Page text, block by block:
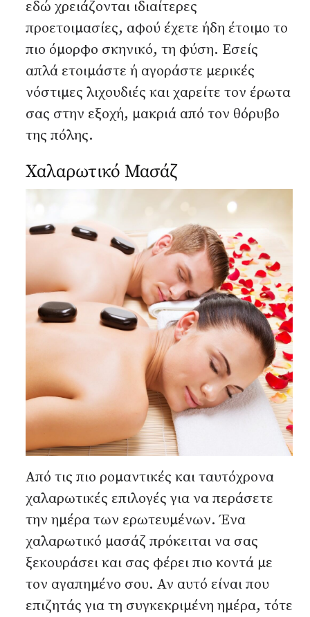
εδώ χρειάζονται ιδιαίτερες
προετοιμασίες, αφού έχετε ήδη έτοιμο το
πιο όμορφο σκηνικό, τη φύση. Εσείς
απλά ετοιμάστε ή αγοράστε μερικές
νόστιμες λιχουδιές και χαρείτε τον έρωτα
σας στην εξοχή, μακριά από τον θόρυβο
της πόλης.
Χαλαρωτικό Μασάζ
Από τις πιο ρομαντικές και ταυτόχρονα
χαλαρωτικές επιλογές για να περάσετε
την ημέρα των ερωτευμένων. Ένα
χαλαρωτικό μασάζ πρόκειται να σας
ξεκουράσει και σας φέρει πιο κοντά με
τον αγαπημένο σου. Αν αυτό είναι που
επιζητάς για τη συγκεκριμένη ημέρα, τότε